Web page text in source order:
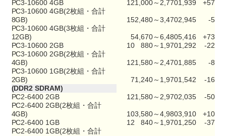
PC3-10600 4GB
121,000～2,7701,939
+57
PC3-10600 4GB(2枚組・合計
8GB)
152,480～3,4702,945
-5
PC3-10600 4GB(3枚組・合計
12GB)
54,670～6,4805,416
+73
PC3-10600 2GB
10 880～1,9701,292
-22
PC3-10600 2GB(2枚組・合計
4GB)
121,580～2,4701,885
-8
PC3-10600 1GB(2枚組・合計
2GB)
71,240～1,9701,542
-16
(DDR2 SDRAM)
PC2-6400 2GB
121,580～2,9702,035
-50
PC2-6400 2GB(2枚組・合計
4GB)
103,580～4,9803,910
+10
PC2-6400 1GB
12 840～1,9701,250
-37
PC2-6400 1GB(2枚組・合計